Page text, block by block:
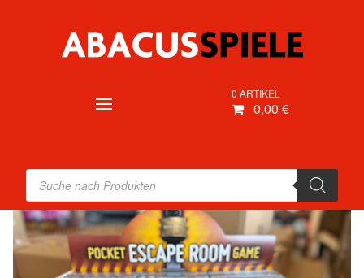
0 ARTIKEL
0,00 €
Products
search